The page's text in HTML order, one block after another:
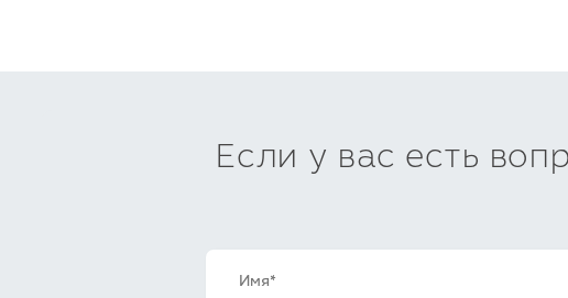
Если у вас есть